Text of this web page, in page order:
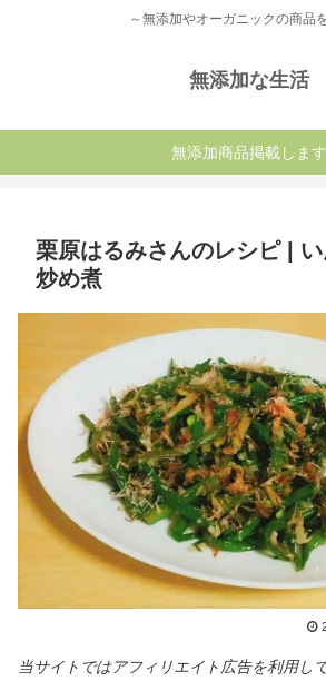
～無添加やオーガニックの商品
無添加な生活
無添加商品掲載します
栗原はるみさんのレシピ |
炒め煮
当サイトではアフィリエイト広告を利用し